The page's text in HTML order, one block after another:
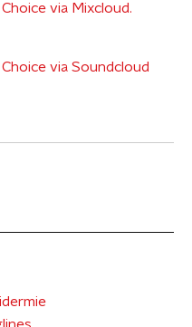
via Mixcloud.
via Soundcloud